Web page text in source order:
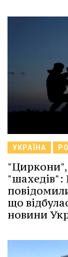
УКРАЇНА
"Циркони",
"шахедів":
що
новини